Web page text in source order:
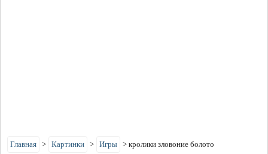
Главная > Картинки > Игры > кролики зловоние болото